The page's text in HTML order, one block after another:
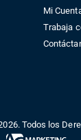
Mi
Trabaja
Todos los